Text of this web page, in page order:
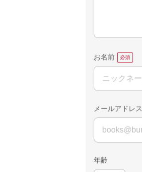
お名前
メールアドレス
年齢